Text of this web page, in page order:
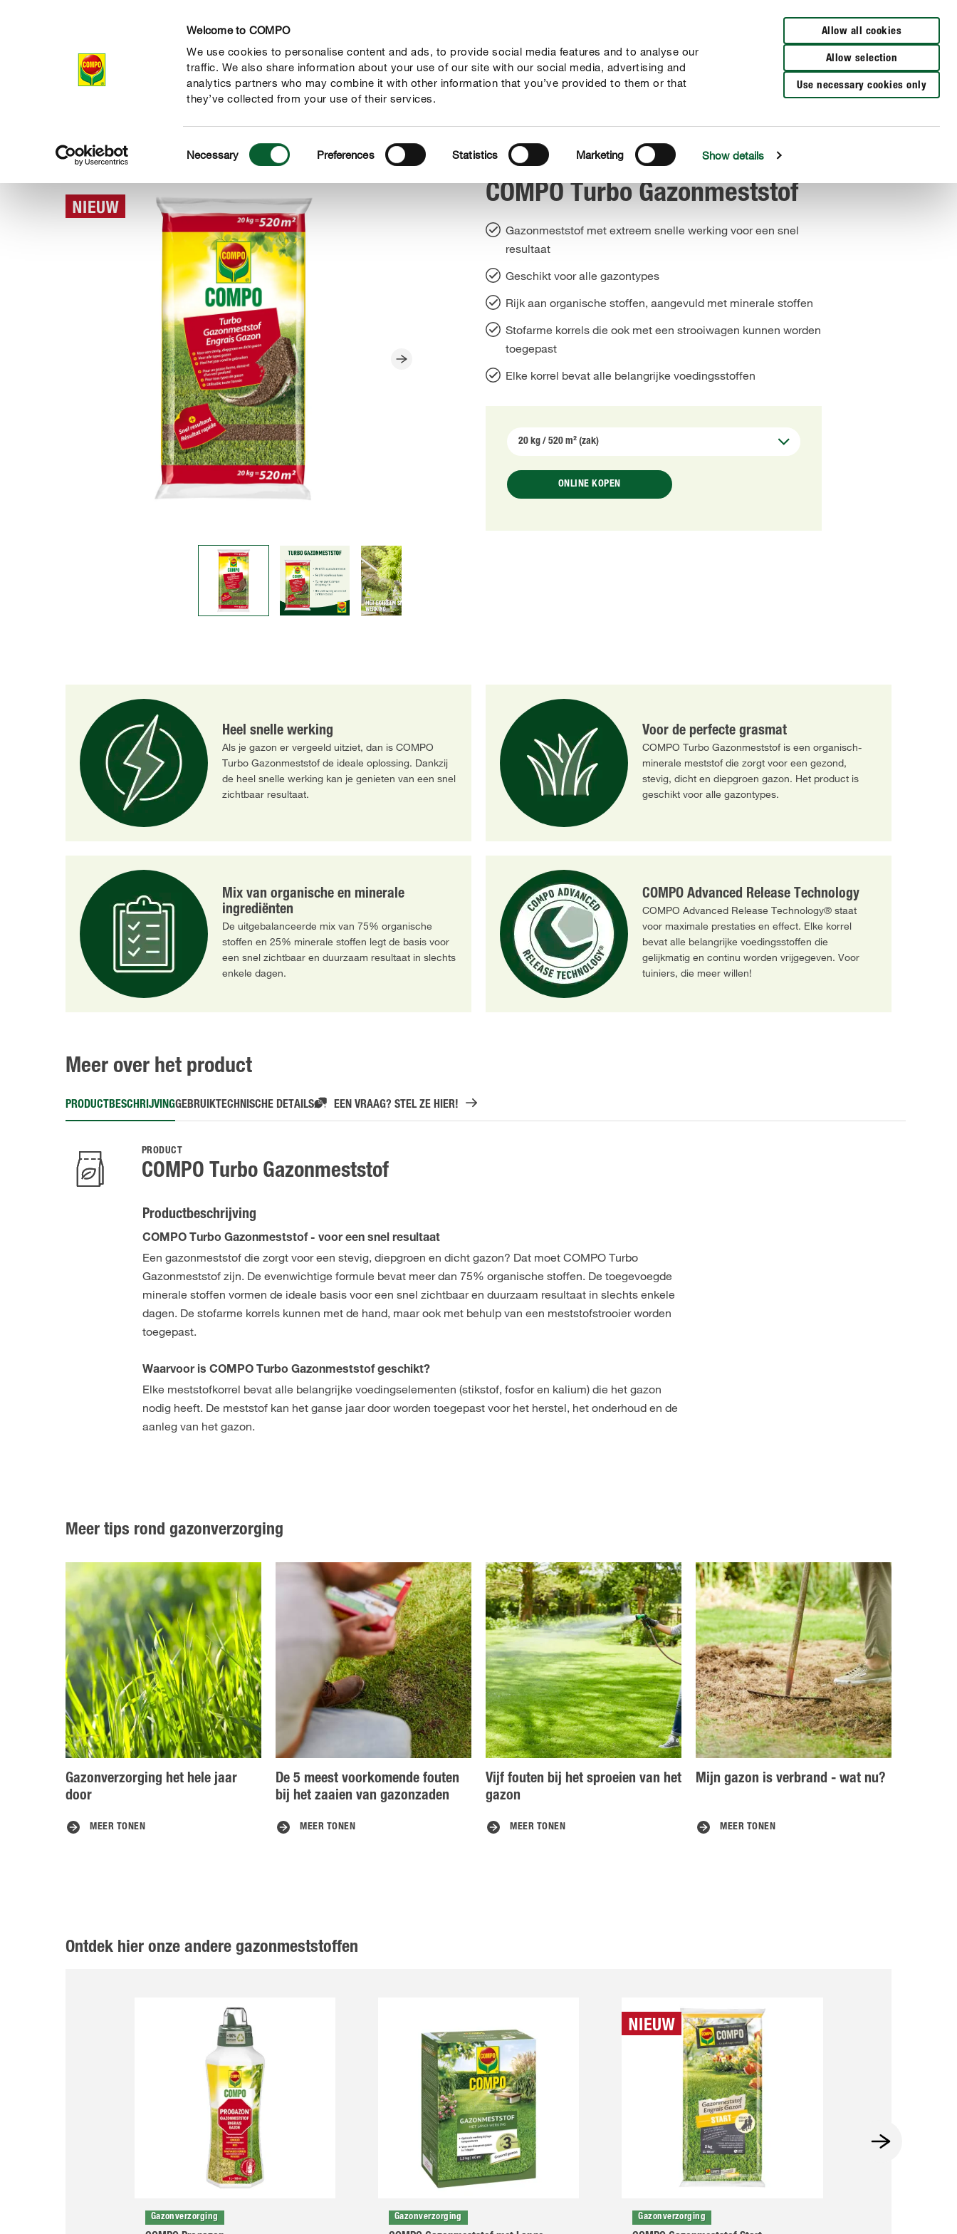
Welcome to COMPO
We use cookies to personalise content and ads, to provide social media features and to analyse our
traffic. We also share information about your use of our site with our social media, advertising and
analytics partners who may combine it with other information that you’ve provided to them or that
they’ve collected from your use of their services.
Selection
Necessary Preferences Statistics Marketing Show details
Allow all cookies
Allow selection
Use necessary cookies only
Producten Advies Thema's Tot je dienst Onderneming
COMPOProducten Gazonverzorging Gazonmeststoffen COMPO Turbo Gazonmeststof
COMPO Turbo Gazonmeststof
Gazonmeststof met extreem snelle werking voor een snel
resultaat
Geschikt voor alle gazontypes
Rijk aan organische stoffen, aangevuld met minerale stoffen
Stofarme korrels die ook met een strooiwagen kunnen worden
toegepast
Elke korrel bevat alle belangrijke voedingsstoffen
ONLINE KOPEN
Heel snelle werking
Als je gazon er vergeeld uitziet, dan is COMPO
Turbo Gazonmeststof de ideale oplossing. Dankzij
de heel snelle werking kan je genieten van een snel
zichtbaar resultaat.
Voor de perfecte grasmat
COMPO Turbo Gazonmeststof is een organisch-
minerale meststof die zorgt voor een gezond,
stevig, dicht en diepgroen gazon. Het product is
geschikt voor alle gazontypes.
Mix van organische en minerale
ingrediënten
De uitgebalanceerde mix van 75% organische
stoffen en 25% minerale stoffen legt de basis voor
een snel zichtbaar en duurzaam resultaat in slechts
enkele dagen.
COMPO Advanced Release Technology
COMPO Advanced Release Technology® staat
voor maximale prestaties en effect. Elke korrel
bevat alle belangrijke voedingsstoffen die
gelijkmatig en continu worden vrijgegeven. Voor
tuiniers, die meer willen!
Meer over het product
PRODUCTBESCHRIJVINGGEBRUIKTECHNISCHE DETAILS EEN VRAAG? STEL ZE HIER!
PRODUCT
COMPO Turbo Gazonmeststof
Productbeschrijving
COMPO Turbo Gazonmeststof - voor een snel resultaat
Een gazonmeststof die zorgt voor een stevig, diepgroen en dicht gazon? Dat moet COMPO Turbo
Gazonmeststof zijn. De evenwichtige formule bevat meer dan 75% organische stoffen. De toegevoegde
minerale stoffen vormen de ideale basis voor een snel zichtbaar en duurzaam resultaat in slechts enkele
dagen. De stofarme korrels kunnen met de hand, maar ook met behulp van een meststofstrooier worden
toegepast.
Waarvoor is COMPO Turbo Gazonmeststof geschikt?
Elke meststofkorrel bevat alle belangrijke voedingselementen (stikstof, fosfor en kalium) die het gazon
nodig heeft. De meststof kan het ganse jaar door worden toegepast voor het herstel, het onderhoud en de
aanleg van het gazon.
Meer tips rond gazonverzorging
Gazonverzorging het hele jaar
door
MEER TONEN
De 5 meest voorkomende fouten
bij het zaaien van gazonzaden
MEER TONEN
Vijf fouten bij het sproeien van het
gazon
MEER TONEN
Mijn gazon is verbrand - wat nu?
MEER TONEN
Ontdek hier onze andere gazonmeststoffen
Gazonverzorging Gazonverzorging Gazonverzorging